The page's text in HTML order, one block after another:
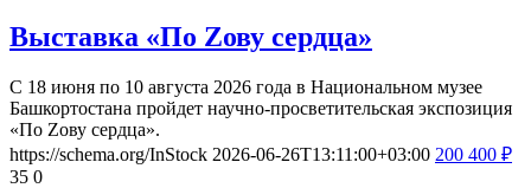
Выставка «По Zову сердца»
С 18 июня по 10 августа 2026 года в Национальном музее
Башкортостана пройдет научно-просветительская экспозиция
«По Zову сердца».
https://schema.org/InStock 2026-06-26T13:11:00+03:00 200 400 ₽
35 0